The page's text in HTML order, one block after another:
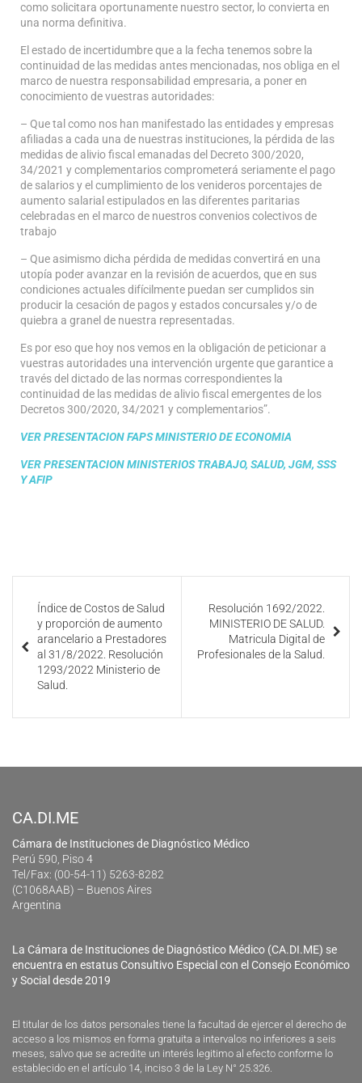
como solicitara oportunamente nuestro sector, lo convierta en
una norma definitiva.
El estado de incertidumbre que a la fecha tenemos sobre la
continuidad de las medidas antes mencionadas, nos obliga en el
marco de nuestra responsabilidad empresaria, a poner en
conocimiento de vuestras autoridades:
– Que tal como nos han manifestado las entidades y empresas
afiliadas a cada una de nuestras instituciones, la pérdida de las
medidas de alivio fiscal emanadas del Decreto 300/2020,
34/2021 y complementarios comprometerá seriamente el pago
de salarios y el cumplimiento de los venideros porcentajes de
aumento salarial estipulados en las diferentes paritarias
celebradas en el marco de nuestros convenios colectivos de
trabajo
– Que asimismo dicha pérdida de medidas convertirá en una
utopía poder avanzar en la revisión de acuerdos, que en sus
condiciones actuales difícilmente puedan ser cumplidos sin
producir la cesación de pagos y estados concursales y/o de
quiebra a granel de nuestra representadas.
Es por eso que hoy nos vemos en la obligación de peticionar a
vuestras autoridades una intervención urgente que garantice a
través del dictado de las normas correspondientes la
continuidad de las medidas de alivio fiscal emergentes de los
Decretos 300/2020, 34/2021 y complementarios”.
VER PRESENTACION FAPS MINISTERIO DE ECONOMIA
VER PRESENTACION MINISTERIOS TRABAJO, SALUD, JGM, SSS
Y AFIP
Índice de Costos de Salud
y proporción de aumento
arancelario a Prestadores
al 31/8/2022. Resolución
1293/2022 Ministerio de
Salud.
Resolución 1692/2022.
MINISTERIO DE SALUD.
Matricula Digital de
Profesionales de la Salud.
CA.DI.ME
Cámara de Instituciones de Diagnóstico Médico
Perú 590, Piso 4
Tel/Fax: (00-54-11) 5263-8282
(C1068AAB) – Buenos Aires
Argentina
La Cámara de Instituciones de Diagnóstico Médico (CA.DI.ME) se
encuentra en estatus Consultivo Especial con el Consejo Económico
y Social desde 2019
El titular de los datos personales tiene la facultad de ejercer el derecho de
acceso a los mismos en forma gratuita a intervalos no inferiores a seis
meses, salvo que se acredite un interés legitimo al efecto conforme lo
establecido en el artículo 14, inciso 3 de la Ley N° 25.326.